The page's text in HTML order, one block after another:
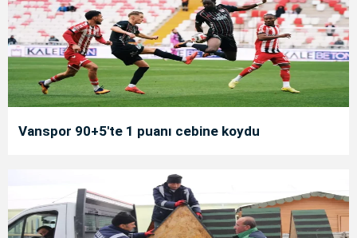
Vanspor 90+5'te 1 puanı cebine koydu